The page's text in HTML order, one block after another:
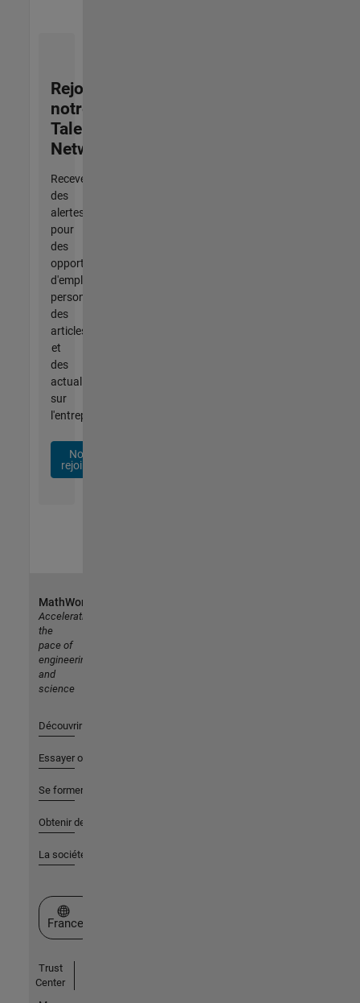
Rejoignez
notre
Talent
Network
Recevez
des
alertes
pour
des
opportunités
d'emploi
personnalisées,
des
articles
et
des
actualités
sur
l'entreprise.
Nous
rejoindre
MathWorks
Accelerating
the
pace of
engineering
and
science
Découvrir les produits
Essayer ou acheter
Se former
Obtenir de l'aide
La société
Sélectionner un site web
France
Trust
Center